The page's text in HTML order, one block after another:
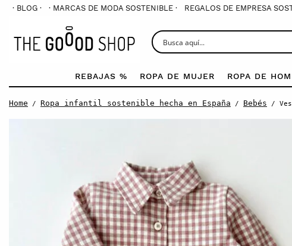
· BLOG · · MARCAS DE MODA SOSTENIBLE · REGALOS DE EMPRESA
REBAJAS % ROPA DE MUJER ROPA DE
Home / Ropa infantil sostenible hecha en España / Bebés /